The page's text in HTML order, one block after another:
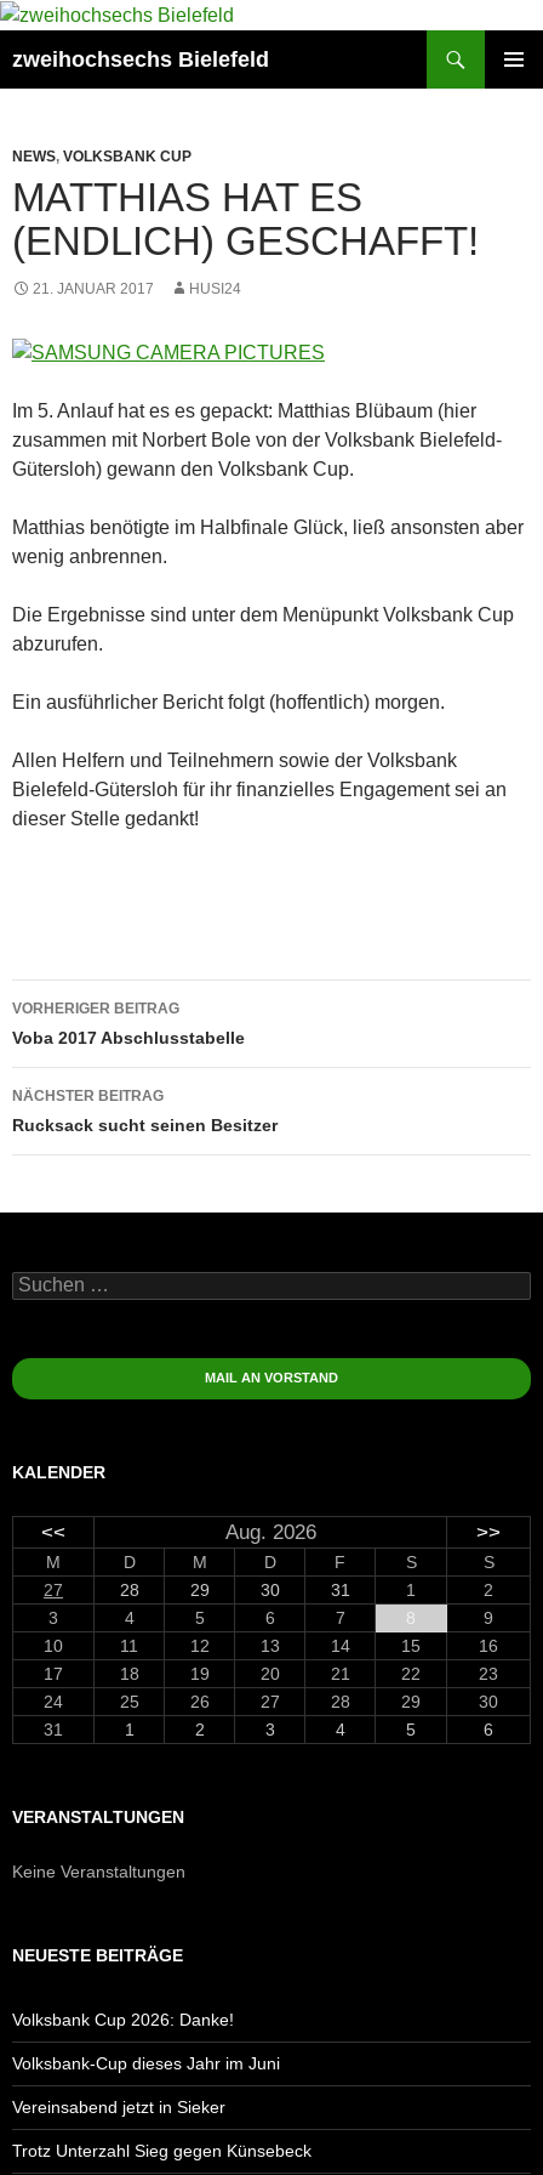
Zum
springen
zweihochsechs Bielefeld
NEWS, VOLKSBANK CUP
MATTHIAS HAT ES
(ENDLICH) GESCHAFFT!
21. JANUAR 2017 HUSI24
Im 5. Anlauf hat es es gepackt: Matthias Blübaum (hier
zusammen mit Norbert Bole von der Volksbank Bielefeld-
Gütersloh) gewann den Volksbank Cup.
Matthias benötigte im Halbfinale Glück, ließ ansonsten aber
wenig anbrennen.
Die Ergebnisse sind unter dem Menüpunkt Volksbank Cup
abzurufen.
Ein ausführlicher Bericht folgt (hoffentlich) morgen.
Allen Helfern und Teilnehmern sowie der Volksbank
Bielefeld-Gütersloh für ihr finanzielles Engagement sei an
dieser Stelle gedankt!
Beitragsnavigation
VORHERIGER BEITRAG
Voba 2017 Abschlusstabelle
NÄCHSTER BEITRAG
Rucksack sucht seinen Besitzer
Suchen
nach:
MAIL AN VORSTAND
KALENDER
<< Aug. 2026 >>
M D M D F S
S
27
28 29 30 31 1
2
3
4 5 6 7 8
9
10
11 12 13 14 15
16
17
18 19 20 21 22
23
24
25 26 27 28 29
30
31
1 2 3 4 5 6
VERANSTALTUNGEN
Keine Veranstaltungen
NEUESTE BEITRÄGE
Volksbank Cup 2026: Danke!
Volksbank-Cup dieses Jahr im Juni
Vereinsabend jetzt in Sieker
Trotz Unterzahl Sieg gegen Künsebeck